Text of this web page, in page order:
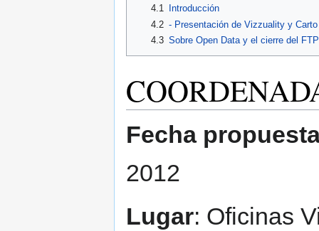
4.1
Introducción
4.2 - Presentación de Vizzuality y
4.3 Sobre Open Data y el cierre del
Fecha
2012
Lugar: Oficinas